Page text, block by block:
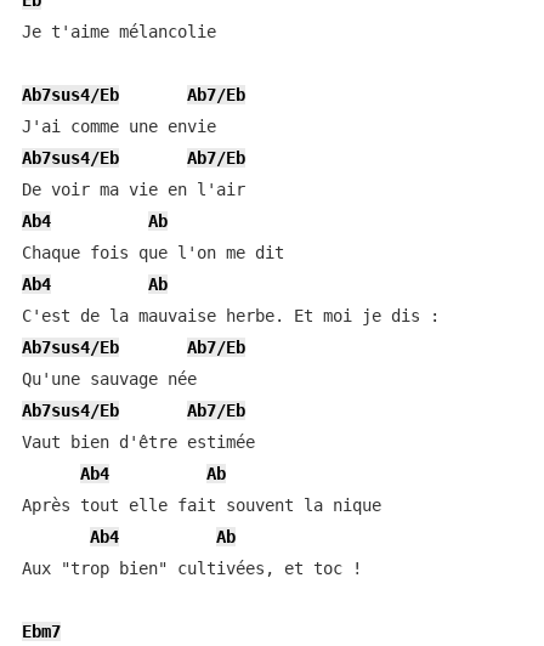
Je t'aime mélancolie
Ab7sus4/Eb
Ab7/Eb
J'ai comme une envie
Ab7sus4/Eb
Ab7/Eb
De voir ma vie en l'air
Ab4
Ab
Ab4
Ab
Ab7sus4/Eb
Ab7/Eb
Qu'une sauvage née
Ab7sus4/Eb
Ab7/Eb
Vaut bien d'être estimée
Ab4
Ab
Après tout elle fait souvent la nique
Ab4
Ab
Aux "trop bien" cultivées, et toc !
Ebm7